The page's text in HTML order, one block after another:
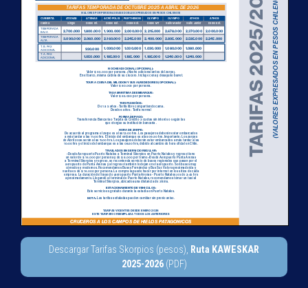
Descargar Tarifas Skorpios (pesos), Ruta KAWESKAR
2025-2026(PDF)